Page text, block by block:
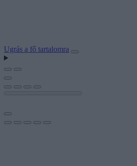
Ugrás a fő tartalomra